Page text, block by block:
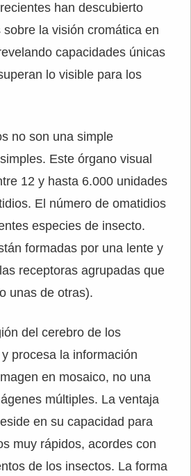
han descubierto
la visión cromática en
capacidades únicas
lo visible para los
no son una simple
Este órgano visual
12 y hasta 6.000 unidades
El número de omatidios
especies de insecto.
formadas por una lente y
receptoras agrupadas que
unas de otras).
del cerebro de los
procesa la información
en mosaico, no una
múltiples. La ventaja
en su capacidad para
muy rápidos, acordes con
de los insectos. La forma